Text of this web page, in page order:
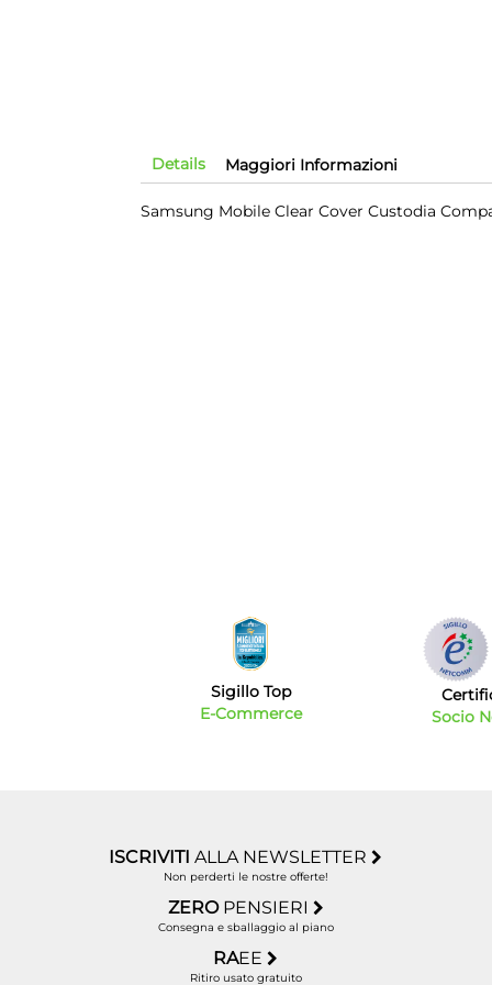
Details
Samsung Mobile Clear Cover Custodia
Maggiori Informazioni
Sigillo Top
E-Commerce
Socio
ISCRIVITIALLA NEWSLETTER
Non perderti le nostre offerte!
ZERO PENSIERI
Consegna e sballaggio al piano
RAEE
Ritiro usato gratuito